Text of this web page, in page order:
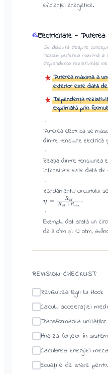
eficienței energetice.
18.Electricitate -
Se discută despre
inclusiv puterea maximă
dependența rezistivității
★ Puterea maximă a
exterior este dată
★ Dependența
exprimată prin
·
Puterea electrică se
dintre tensiune electrică
·
Relația dintre tensiunea
intensitate este dată de
·
η = RM +Rmic
RM .
·
Exemplul dat arată un
de 3 ohm și 12 ohm,
REVISION CHECKLIST
Revizuirea legii lui Hook
Calculul accelerației
Transformarea
Analiza forțelor în
Calcularea energiei
Ecuațiile de stare